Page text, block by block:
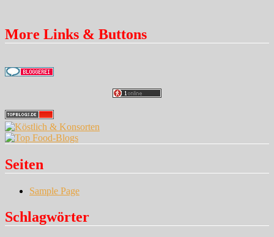
More Links & Buttons
Seiten
Sample Page
Schlagwörter